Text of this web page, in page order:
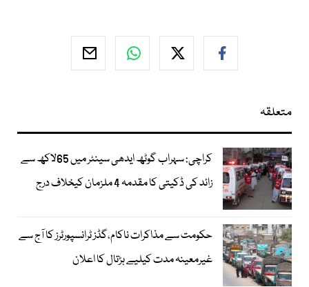
متعلقہ
کراچی: سہراب گوٹھ ایدھی سینٹر میں 65لاکھ سے
زائد کی ڈکیتی کا مقدمہ 4 ملزمان کیخلاف درج
حکومت سے مذاکرات ناکام،گڈز ٹرانسپورٹرز کا آج سے
غیرمعینہ مدت کیلیے ہڑتال کا اعلان